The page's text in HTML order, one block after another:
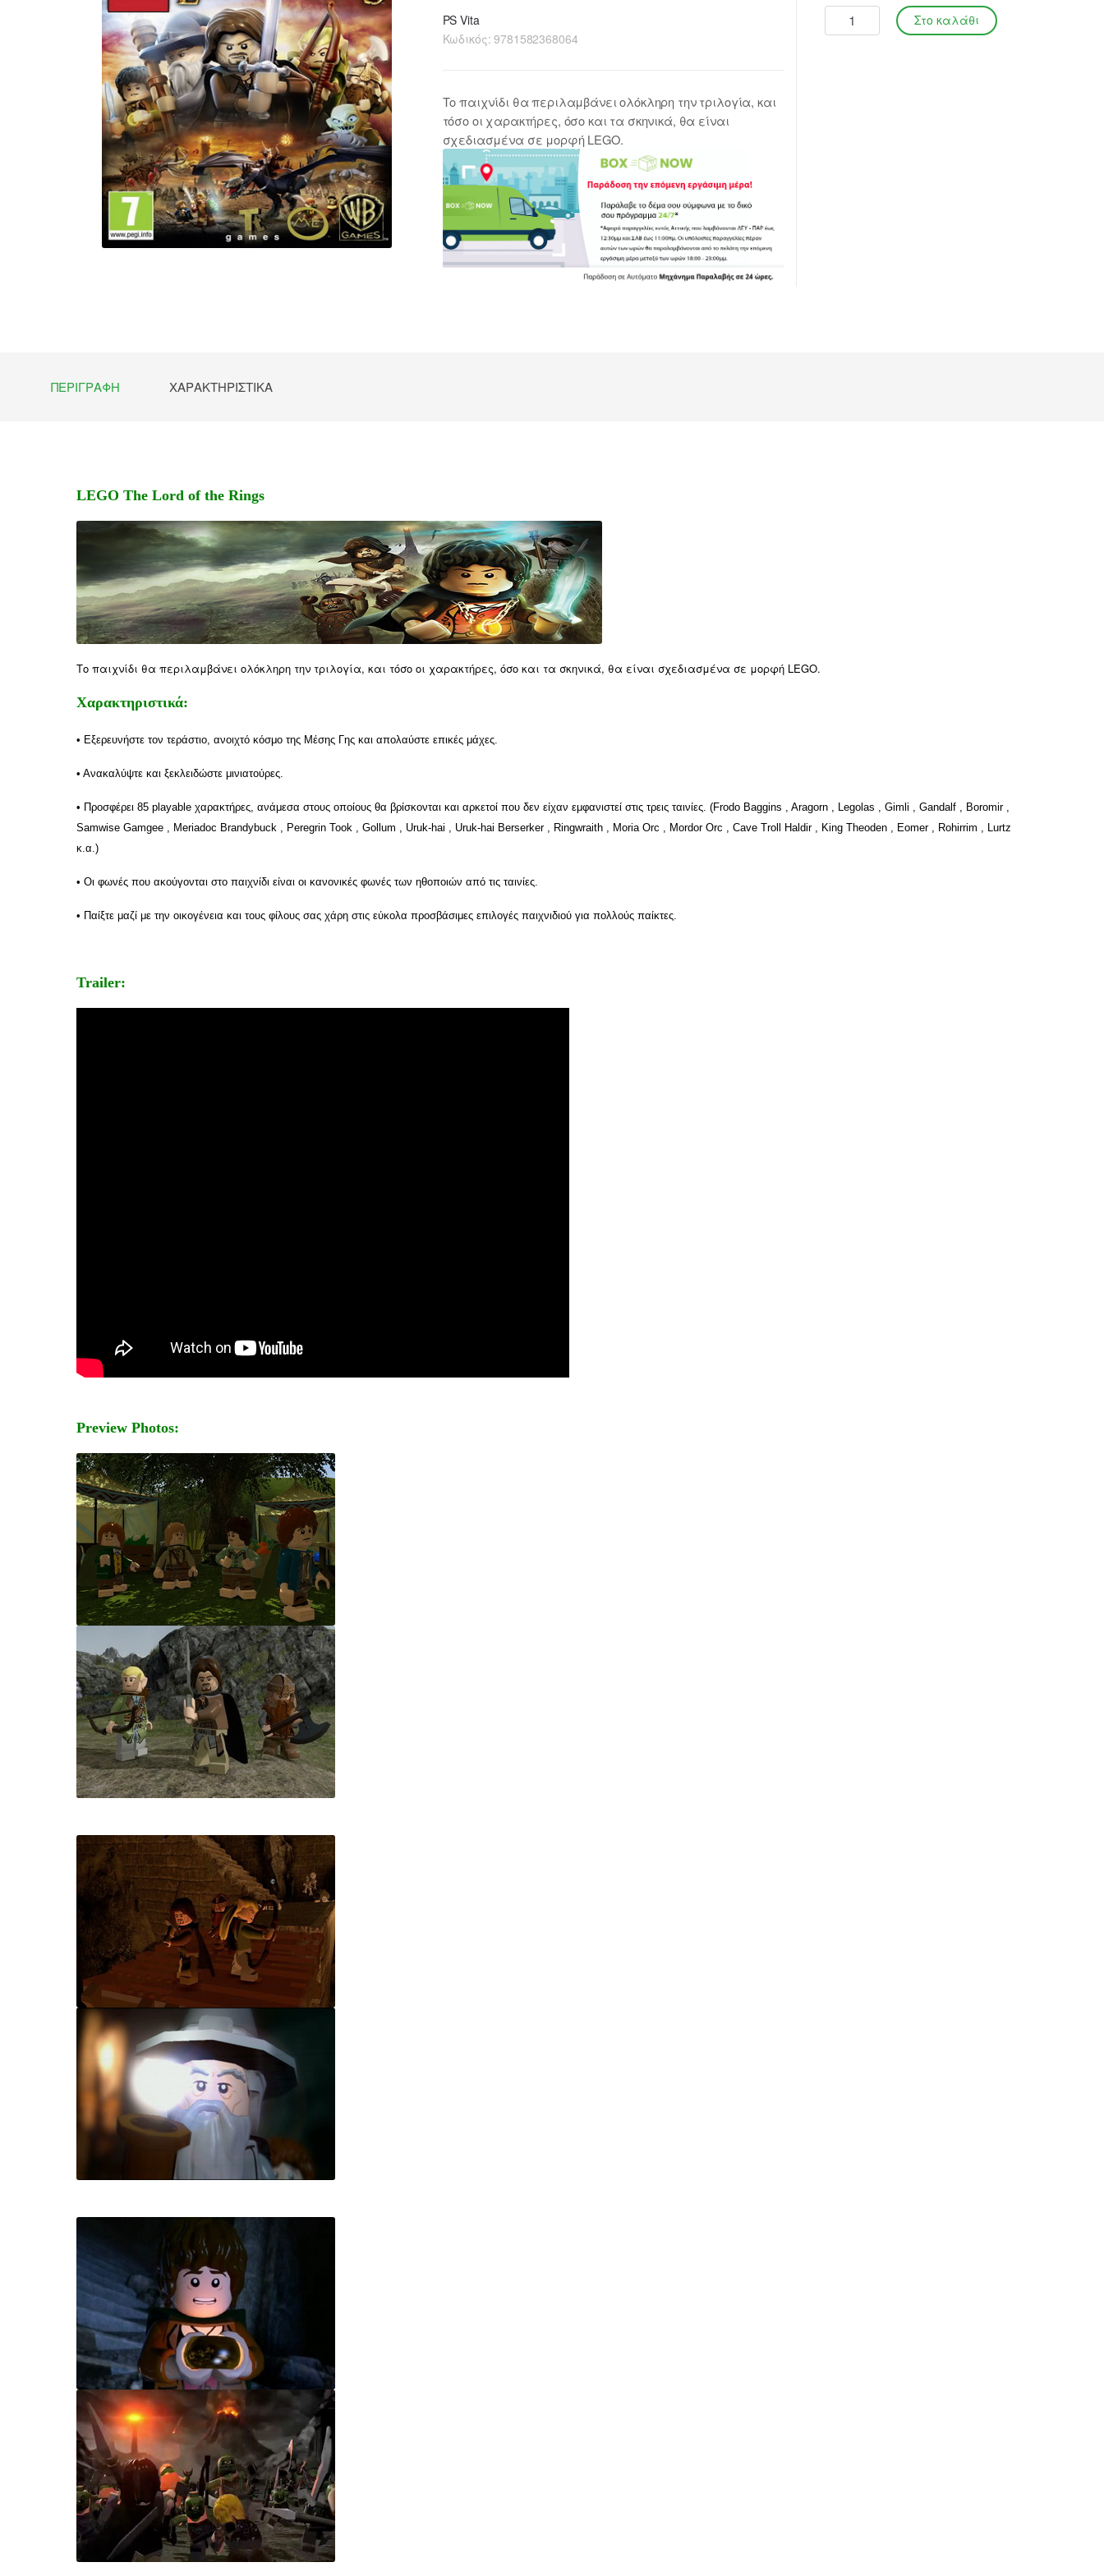
PS Vita
Κωδικός:9781582368064
Το παιχνίδι θα περιλαμβάνει ολόκληρη την τριλογία, και
τόσο οι χαρακτήρες, όσο και τα σκηνικά, θα είναι
σχεδιασμένα σε μορφή LEGO.
ΠΕΡΙΓΡΑΦΉ ΧΑΡΑΚΤΗΡΙΣΤΙΚΆ
LEGO The Lord of the Rings
Το παιχνίδι θα περιλαμβάνει ολόκληρη την τριλογία, και τόσο οι χαρακτήρες, όσο και τα σκηνικά, θα είναι σχεδιασμένα σε μορφή LEGO.
Χαρακτηριστικά:
• Εξερευνήστε τον τεράστιο, ανοιχτό κόσμο της Μέσης Γης και απολαύστε επικές μάχες.
• Ανακαλύψτε και ξεκλειδώστε μινιατούρες.
• Προσφέρει 85 playable χαρακτήρες, ανάμεσα στους οποίους θα βρίσκονται και αρκετοί που δεν είχαν εμφανιστεί στις τρεις ταινίες. (Frodo Baggins , Aragorn , Legolas , Gimli , Gandalf , Boromir ,
Samwise Gamgee , Meriadoc Brandybuck , Peregrin Took , Gollum , Uruk-hai , Uruk-hai Berserker , Ringwraith , Moria Orc , Mordor Orc , Cave Troll Haldir , King Theoden , Eomer , Rohirrim , Lurtz
κ.α.)
• Oι φωνές που ακούγονται στο παιχνίδι είναι οι κανονικές φωνές των ηθοποιών από τις ταινίες.
• Παίξτε μαζί με την οικογένεια και τους φίλους σας χάρη στις εύκολα προσβάσιμες επιλογές παιχνιδιού για πολλούς παίκτες.
Trailer:
Preview Photos: